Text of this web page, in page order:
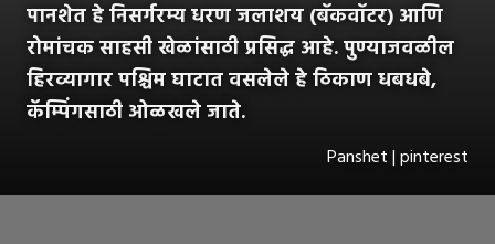
पानशेत हे निसर्गरम्य धरण जलाशय (बॅकवॉटर) आणि
रोमांचक साहसी खेळांसाठी प्रसिद्ध आहे. पुण्याजवळील
हिरव्यागार पश्चिम घाटात वसलेले हे ठिकाण धबधबे,
कॅम्पिंगसाठी ओळखले जाते.
Panshet | pinterest